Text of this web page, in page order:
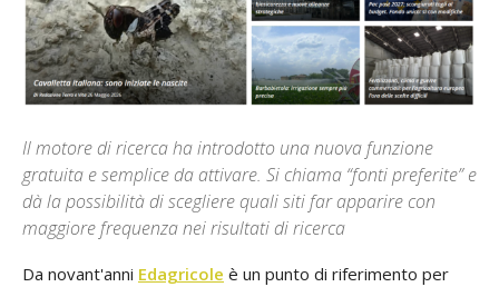
Il motore di ricerca ha introdotto una nuova funzione
gratuita e semplice da attivare. Si chiama “fonti preferite” e
dà la possibilità di scegliere quali siti far apparire con
maggiore frequenza nei risultati di ricerca
Da novant'anni Edagricole è un punto di riferimento per